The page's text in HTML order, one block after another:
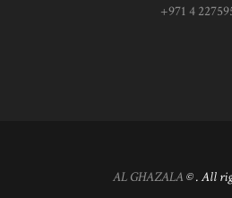
+971 4
AL GHAZALA © . All